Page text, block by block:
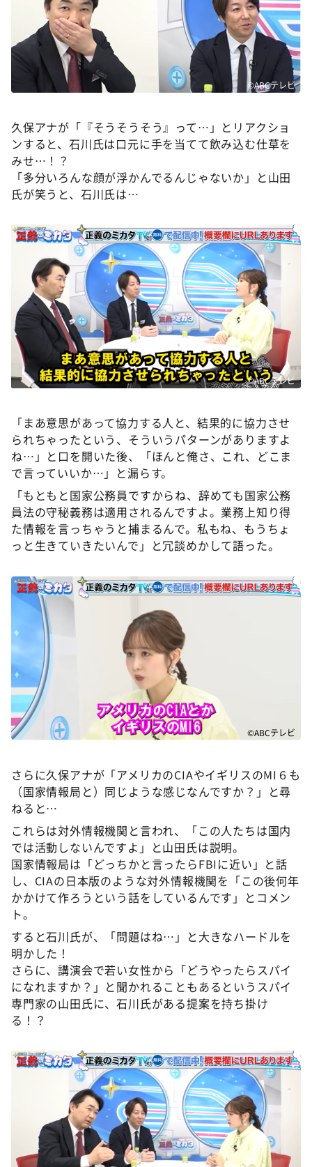
©ABCテレビ
久保アナが「『そうそうそう』って…」とリアクショ
ンすると、石川氏は口元に手を当てて飲み込む仕草を
みせ…！？
「多分いろんな顔が浮かんでるんじゃないか」と山田
氏が笑うと、石川氏は…
©ABCテレビ
「まあ意思があって協力する人と、結果的に協力させ
られちゃったという、そういうパターンがありますよ
ね…」と口を開いた後、「ほんと俺さ、これ、どこま
で言っていいか…」と漏らす。
「もともと国家公務員ですからね、辞めても国家公務
員法の守秘義務は適用されるんですよ。業務上知り得
た情報を言っちゃうと捕まるんで。私もね、もうちょ
っと生きていきたいんで」と冗談めかして語った。
©ABCテレビ
さらに久保アナが「アメリカのCIAやイギリスのMI６も
（国家情報局と）同じような感じなんですか？」と尋
ねると…
これらは対外情報機関と言われ、「この人たちは国内
では活動しないんですよ」と山田氏は説明。
国家情報局は「どっちかと言ったらFBIに近い」と話
し、CIAの日本版のような対外情報機関を「この後何年
かかけて作ろうという話をしているんです」とコメン
ト。
すると石川氏が、「問題はね…」と大きなハードルを
明かした！
さらに、講演会で若い女性から「どうやったらスパイ
になれますか？」と聞かれることもあるというスパイ
専門家の山田氏に、石川氏がある提案を持ち掛け
る！？